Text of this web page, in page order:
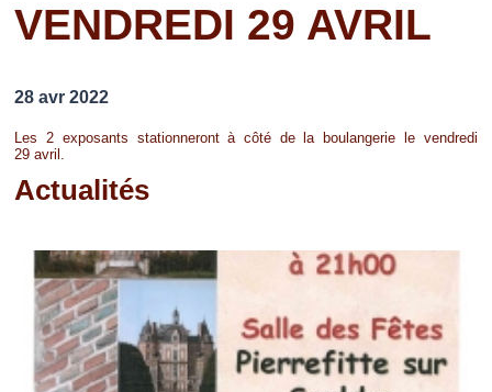
Découvrir Pierrefitte
Loisirs
VENDREDI 29 AVRIL
28 avr 2022
Les 2 exposants stationneront à côté de la boulangerie le vendredi
29 avril.
Actualités
Pages